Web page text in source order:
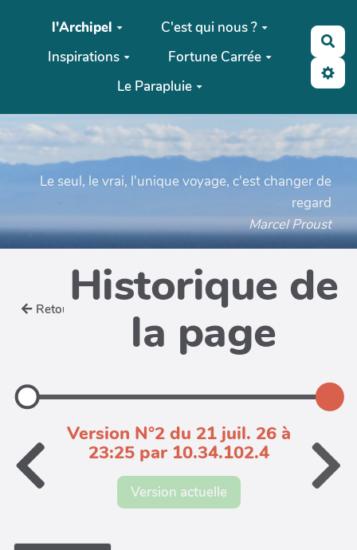
Aller au contenu principal
l'Archipel
C'est qui nous ?
Inspirations
Fortune Carrée
Le Parapluie
Le seul, le vrai, l'unique voyage, c'est changer de
regard
Marcel Proust
Retour Historique de
la page
Version N°2 du 21 juil. 26 à
23:25 par 10.34.102.4
Version actuelle